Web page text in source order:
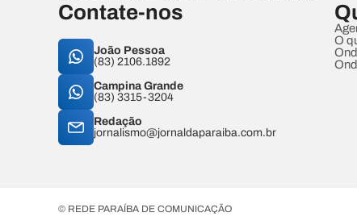
Contate-nos
João Pessoa
(83) 2106.1892
Campina Grande
(83) 3315-3204
Redação
jornalismo@jornaldaparaiba.com.br
O
© REDE PARAÍBA DE COMUNICAÇÃO